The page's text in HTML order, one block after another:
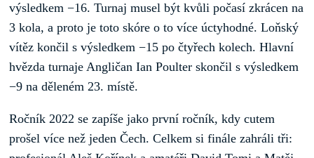
výsledkem −16. Turnaj musel být kvůli počasí zkrácen na
3 kola, a proto je toto skóre o to více úctyhodné. Loňský
vítěz končil s výsledkem −15 po čtyřech kolech. Hlavní
hvězda turnaje Angličan Ian Poulter skončil s výsledkem
−9 na děleném 23. místě.
Ročník 2022 se zapíše jako první ročník, kdy cutem
prošel více než jeden Čech. Celkem si finále zahráli tři: